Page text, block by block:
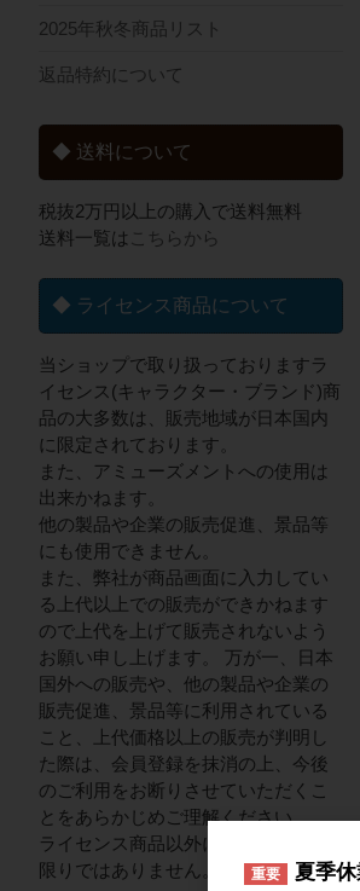
2025年秋冬商品リスト
返品特約について
◆ 送料について
税抜2万円以上の購入で送料無料
送料一覧は こちらから
◆ ライセンス商品について
当ショップで取り扱っておりますラ
イセンス(キャラクター・ブランド)商
品の大多数は、販売地域が日本国内
に限定されております。
また、アミューズメントへの使用は
出来かねます。
他の製品や企業の販売促進、景品等
にも使用できません。
また、弊社が商品画面に入力してい
る上代以上での販売ができかねます
ので上代を上げて販売されないよう
お願い申し上げます。 万が一、日本
国外への販売や、他の製品や企業の
販売促進、景品等に利用されている
こと、上代価格以上の販売が判明し
た際は、会員登録を抹消の上、今後
のご利用をお断りさせていただくこ
とをあらかじめご理解ください。
ライセンス商品以外についてはこの
限りではありません。
重要 夏季